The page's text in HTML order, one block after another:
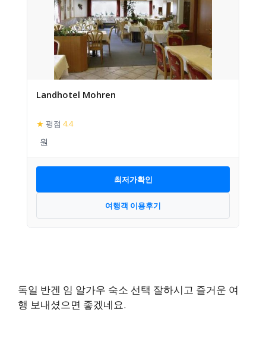
Landhotel Mohren
★ 평점 4.4
최저가확인
여행객 이용후기
독일 반겐 임 알가우 숙소 선택 잘하시고 즐거운 여
행 보내셨으면 좋겠네요.